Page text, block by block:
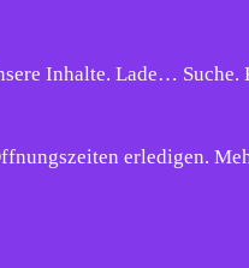
Inhalte. Lade…
erledigen.